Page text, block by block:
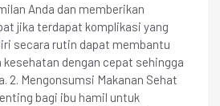
Anda dan memberikan
jika terdapat komplikasi yang
secara rutin dapat membantu
dengan cepat sehingga
2. Mengonsumsi Makanan Sehat
bagi ibu hamil untuk